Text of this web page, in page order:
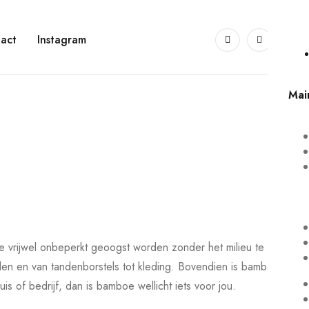
Instagram
onbeperkt geoogst worden zonder het milieu te
en van tandenborstels tot kleding. Bovendien is bamboe ook
of bedrijf, dan is bamboe wellicht iets voor jou.